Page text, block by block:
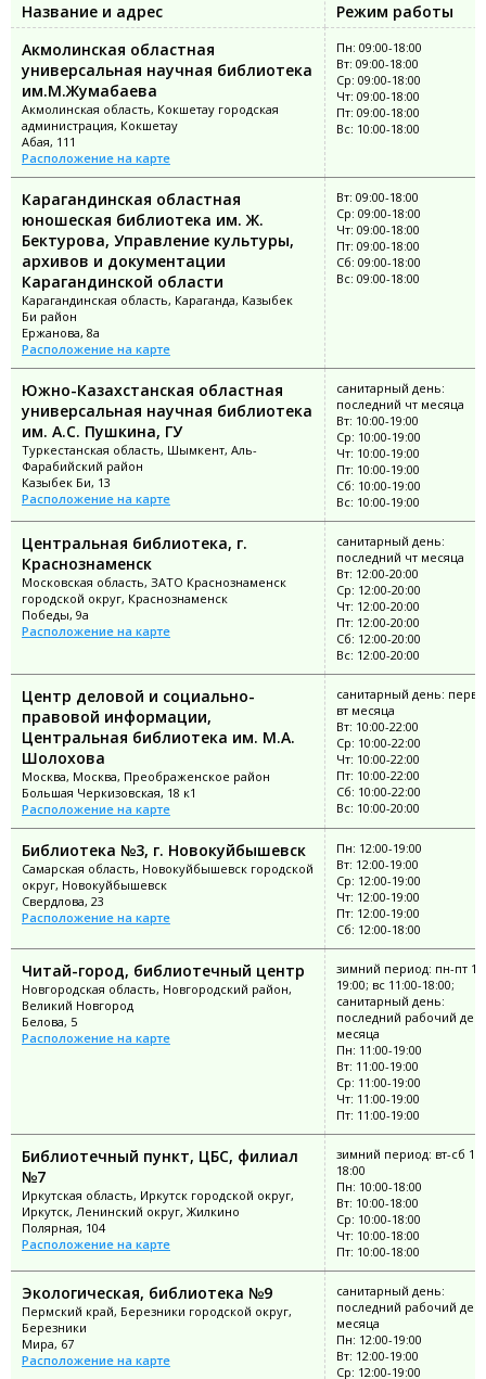
Название и адрес
Режим работы
Акмолинская областная
универсальная научная библиотека
им.М.Жумабаева
Акмолинская область, Кокшетау городская
администрация, Кокшетау
Абая, 111
Расположение на карте
Пн: 09:00-18:00
Вт: 09:00-18:00
Ср: 09:00-18:00
Чт: 09:00-18:00
Пт: 09:00-18:00
Вс: 10:00-18:00
Карагандинская областная
юношеская библиотека им. Ж.
Бектурова, Управление культуры,
архивов и документации
Карагандинской области
Карагандинская область, Караганда, Казыбек
Би район
Ержанова, 8а
Расположение на карте
Вт: 09:00-18:00
Ср: 09:00-18:00
Чт: 09:00-18:00
Пт: 09:00-18:00
Сб: 09:00-18:00
Вс: 09:00-18:00
Южно-Казахстанская областная
универсальная научная библиотека
им. А.С. Пушкина, ГУ
Туркестанская область, Шымкент, Аль-
Фарабийский район
Казыбек Би, 13
Расположение на карте
санитарный день:
последний чт месяца
Вт: 10:00-19:00
Ср: 10:00-19:00
Чт: 10:00-19:00
Пт: 10:00-19:00
Сб: 10:00-19:00
Вс: 10:00-19:00
Центральная библиотека, г.
Краснознаменск
Московская область, ЗАТО Краснознаменск
городской округ, Краснознаменск
Победы, 9а
Расположение на карте
санитарный день:
последний чт месяца
Вт: 12:00-20:00
Ср: 12:00-20:00
Чт: 12:00-20:00
Пт: 12:00-20:00
Сб: 12:00-20:00
Вс: 12:00-20:00
Центр деловой и социально-
правовой информации,
Центральная библиотека им. М.А.
Шолохова
Москва, Москва, Преображенское район
Большая Черкизовская, 18 к1
Расположение на карте
санитарный день:
вт месяца
Вт: 10:00-22:00
Ср: 10:00-22:00
Чт: 10:00-22:00
Пт: 10:00-22:00
Сб: 10:00-22:00
Вс: 10:00-20:00
Библиотека №3, г. Новокуйбышевск
Самарская область, Новокуйбышевск городской
округ, Новокуйбышевск
Свердлова, 23
Расположение на карте
Пн: 12:00-19:00
Вт: 12:00-19:00
Ср: 12:00-19:00
Чт: 12:00-19:00
Пт: 12:00-19:00
Сб: 12:00-18:00
Читай-город, библиотечный центр
Новгородская область, Новгородский район,
Великий Новгород
Белова, 5
Расположение на карте
зимний период: пн-пт
19:00; вс 11:00-18:00;
санитарный день:
последний рабочий
месяца
Пн: 11:00-19:00
Вт: 11:00-19:00
Ср: 11:00-19:00
Чт: 11:00-19:00
Пт: 11:00-19:00
Библиотечный пункт, ЦБС, филиал
№7
Иркутская область, Иркутск городской округ,
Иркутск, Ленинский округ, Жилкино
Полярная, 104
Расположение на карте
зимний период: вт-сб
18:00
Пн: 10:00-18:00
Вт: 10:00-18:00
Ср: 10:00-18:00
Чт: 10:00-18:00
Пт: 10:00-18:00
Экологическая, библиотека №9
Пермский край, Березники городской округ,
Березники
Мира, 67
Расположение на карте
санитарный день:
последний рабочий
месяца
Пн: 12:00-19:00
Вт: 12:00-19:00
Ср: 12:00-19:00